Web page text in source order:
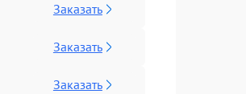
Заказать
Заказать
Заказать